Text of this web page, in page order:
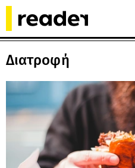
Διατροφή